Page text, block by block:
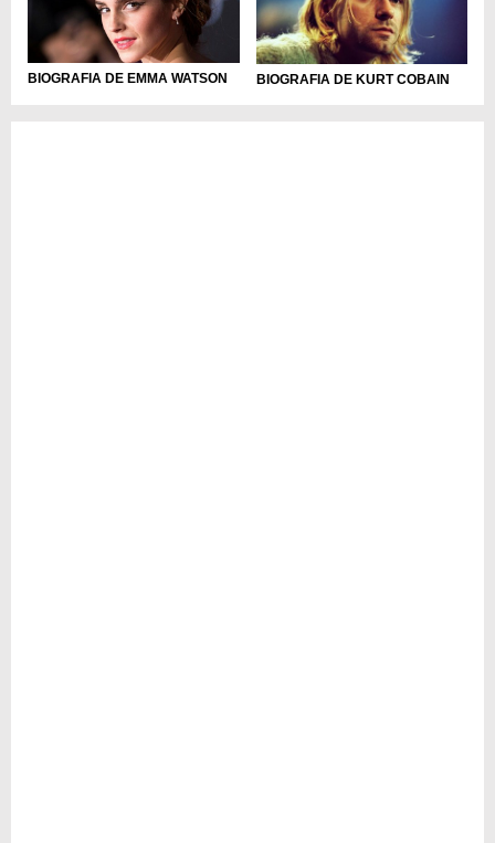
BIOGRAFIA DE EMMA WATSON BIOGRAFIA DE KURT COBAIN